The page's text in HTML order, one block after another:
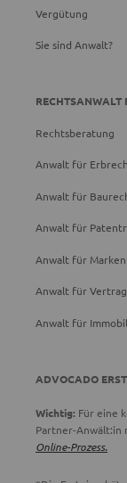
Vergütung
Sie sind Anwalt?
RECHTSANWALT
Rechtsberatung
Anwalt für
Anwalt für
Anwalt für
Anwalt für
Anwalt für
Anwalt für
ADVOCADO
Wichtig: Für eine
Partner-Anwält:in
Online-Prozess.